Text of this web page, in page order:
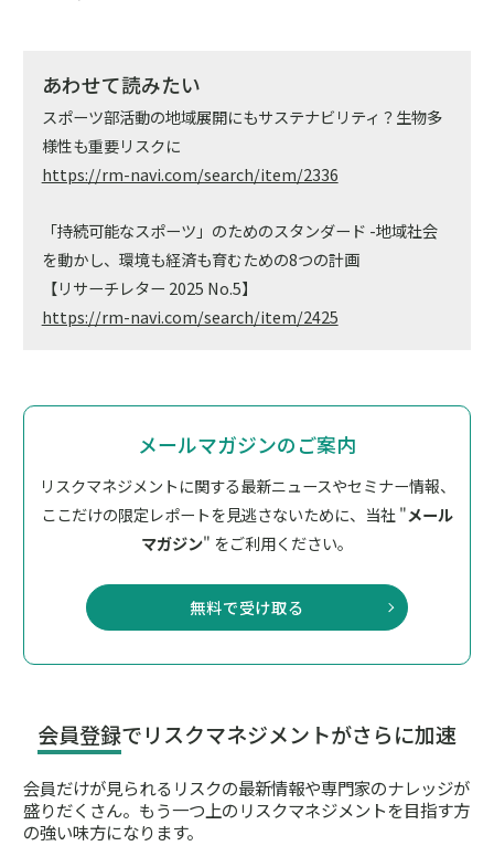
あわせて読みたい
スポーツ部活動の地域展開にもサステナビリティ？生物多
様性も重要リスクに
https://rm-navi.com/search/item/2336
「持続可能なスポーツ」のためのスタンダード -地域社会
を動かし、環境も経済も育むための8つの計画
【リサーチレター 2025 No.5】
https://rm-navi.com/search/item/2425
メールマガジンのご案内
リスクマネジメントに関する最新ニュースやセミナー情報、
ここだけの限定レポートを見逃さないために、 当社 "メール
マガジン" をご利用ください。
無料で受け取る
会員登録でリスクマネジメントがさらに加速
会員だけが見られるリスクの最新情報や専門家のナレッジが
盛りだくさん。 もう一つ上のリスクマネジメントを目指す方
の強い味方になります。